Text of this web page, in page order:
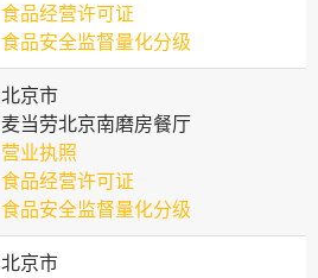
食品经营许可证
食品安全监督量化分级
北京市
麦当劳北京南磨房餐厅
营业执照
食品经营许可证
食品安全监督量化分级
北京市